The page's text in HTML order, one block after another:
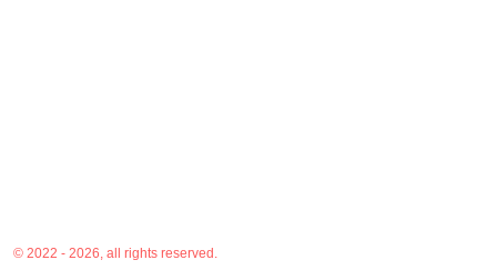
© 2022 - 2026, all rights reserved.